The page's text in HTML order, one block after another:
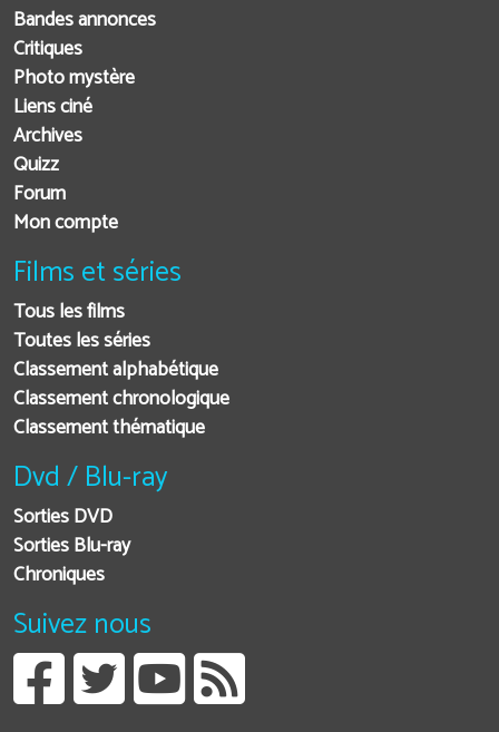
Bandes annonces
Critiques
Photo mystère
Liens ciné
Archives
Quizz
Forum
Mon compte
Films et séries
Tous les films
Toutes les séries
Classement alphabétique
Classement chronologique
Classement thématique
Dvd / Blu-ray
Sorties DVD
Sorties Blu-ray
Chroniques
Suivez nous